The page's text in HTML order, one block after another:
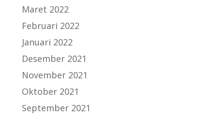
Maret 2022
Februari 2022
Januari 2022
Desember 2021
November 2021
Oktober 2021
September 2021